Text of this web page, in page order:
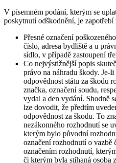
V písemném podání, kterým se
poskytnutí odškodnění, je zapotřebí
Přesné označení
číslo, adresa bydliště a u
sídlo, v případě zastoupení
Co nejvýstižnější popis
právo na náhradu škody. Je-
odpovědnost státu za škodu
značka, označení soudu,
vydal a den vydání. Shodně
lze dovodit, že předtím
odpovědnost za škodu. To
nezákonného rozhodnutí se
kterým bylo původní
označení rozhodnutí o vazbě
označením rozhodnutí,
či kterým byla stíhaná osoba